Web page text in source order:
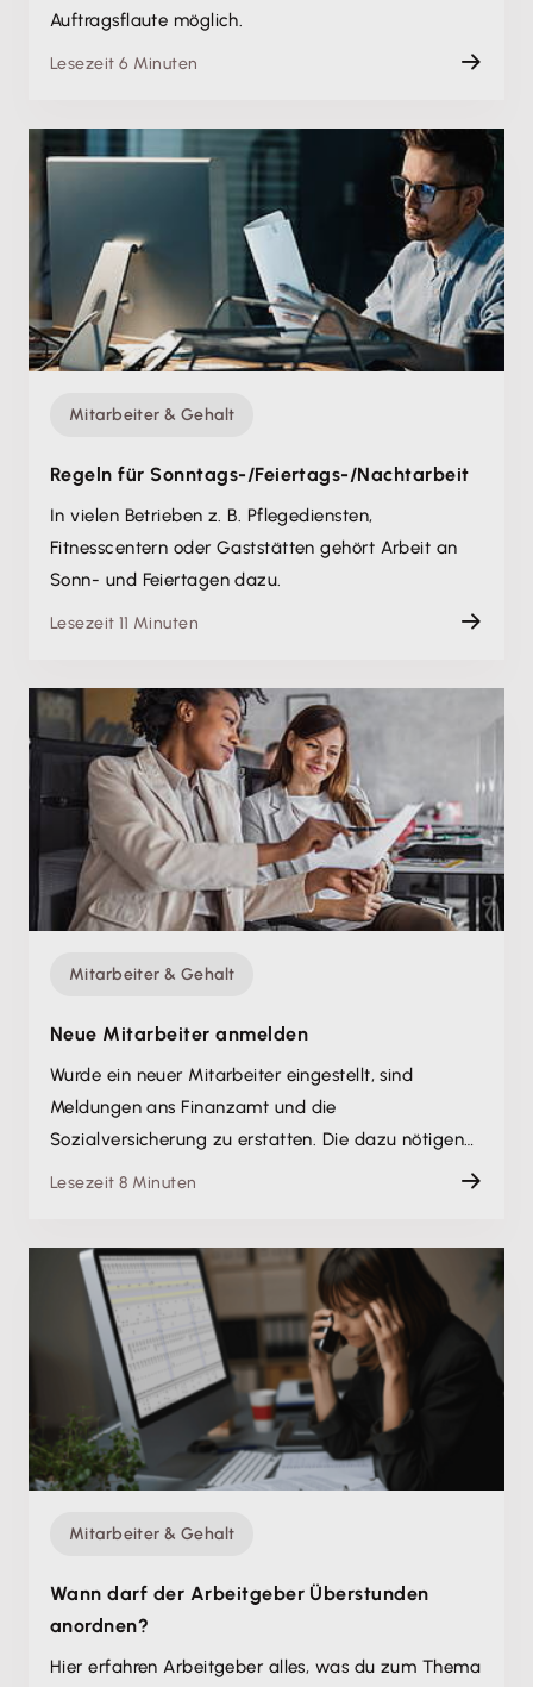
Auftragsflaute möglich.
Lesezeit 6 Minuten
Mitarbeiter & Gehalt
Regeln für Sonntags-/Feiertags-/Nachtarbeit
In vielen Betrieben z. B. Pflegediensten,
Fitnesscentern oder Gaststätten gehört Arbeit an
Sonn- und Feiertagen dazu.
Lesezeit 11 Minuten
Mitarbeiter & Gehalt
Neue Mitarbeiter anmelden
Wurde ein neuer Mitarbeiter eingestellt, sind
Meldungen ans Finanzamt und die
Sozialversicherung zu erstatten. Die dazu nötigen…
Lesezeit 8 Minuten
Mitarbeiter & Gehalt
Wann darf der Arbeitgeber Überstunden
anordnen?
Hier erfahren Arbeitgeber alles, was du zum Thema